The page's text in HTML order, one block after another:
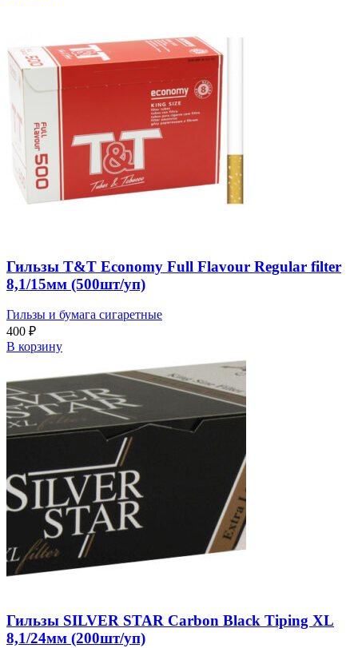
Гильзы T&T Economy Full Flavour Regular filter
8,1/15мм (500шт/уп)
Гильзы и бумага сигаретные
400 ₽
В корзину
Гильзы SILVER STAR Carbon Black Tiping XL
8,1/24мм (200шт/уп)